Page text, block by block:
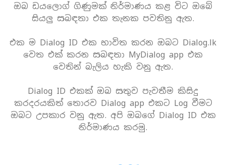
ඔබ ඩයලොග් ගිණුමක් නිර්මාණය කළ විට ඔබේ
සියලු සබඳතා එක තැනක පවතිනු ඇත.
එක ම Dialog ID එක භාවිත කරන ඔබට Dialog.lk
වෙත එක් කරන සබඳතා MyDialog app එක
වෙතින් බැලිය හැකි වනු ඇත.
Dialog ID එකක් ඔබ සතුව පැවතීම කිසිදු
කරදරයකිත් තොරව Dialog app එකට Log වීමට
ඔබට උපකාර වනු ඇත. අපි ඔබගේ Dialog ID එක
නිර්මාණය කරමු.